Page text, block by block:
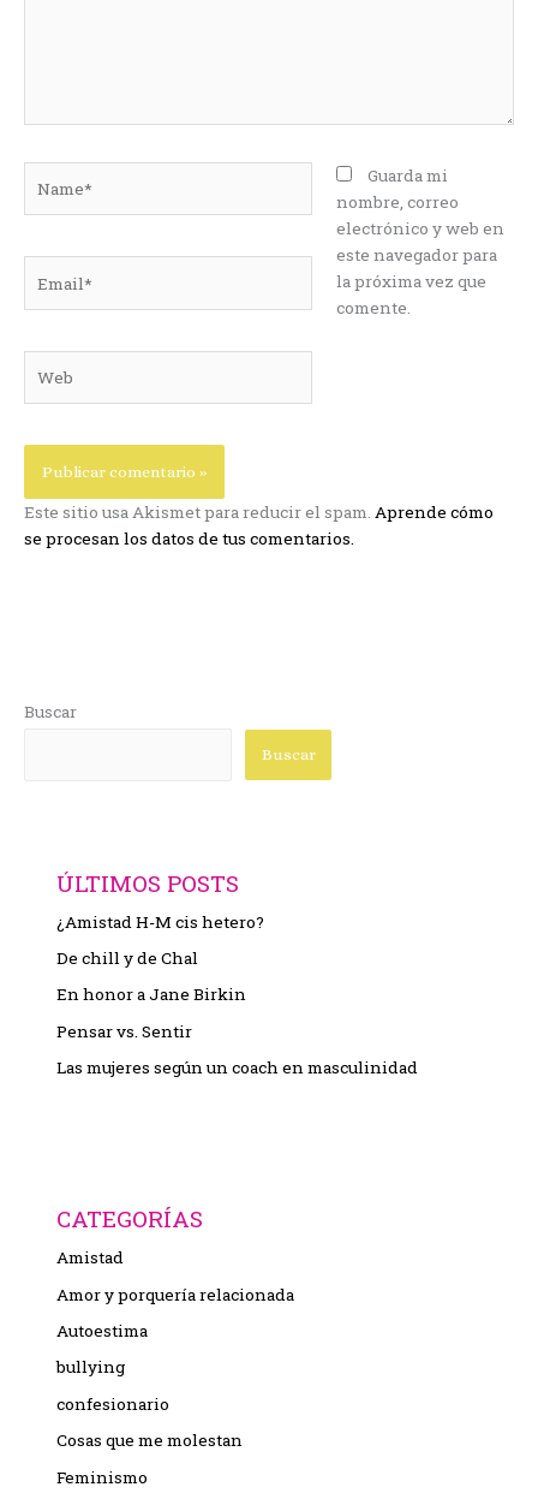
Guarda mi
nombre, correo
electrónico y web en
este navegador para
la próxima vez que
comente.
Este sitio usa Akismet para reducir el spam. Aprende cómo
se procesan los datos de tus comentarios.
Buscar
Buscar
ÚLTIMOS POSTS
¿Amistad H-M cis hetero?
De chill y de Chal
En honor a Jane Birkin
Pensar vs. Sentir
Las mujeres según un coach en masculinidad
CATEGORÍAS
Amistad
Amor y porquería relacionada
Autoestima
bullying
confesionario
Cosas que me molestan
Feminismo